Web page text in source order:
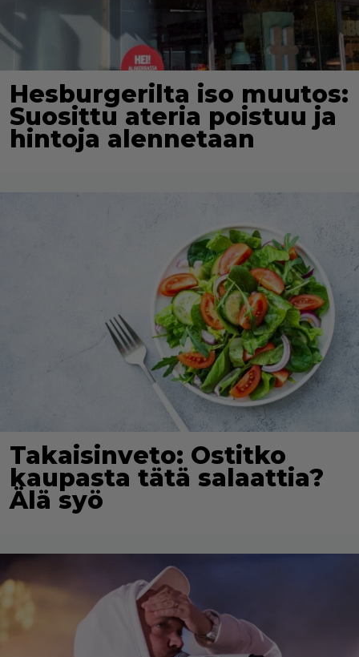
Hesburgerilta iso muutos:
Suosittu ateria poistuu ja
hintoja alennetaan
Takaisinveto: Ostitko
kaupasta tätä salaattia?
Älä syö